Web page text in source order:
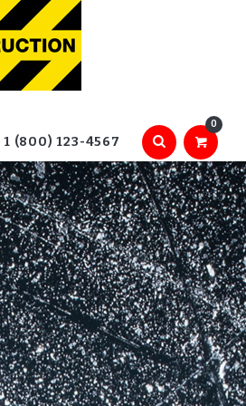
1 (800) 123-4567
0